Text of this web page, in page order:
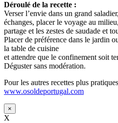
Déroulé de la recette :
Verser l’envie dans un grand
échanges, placer le voyage au
partage et les zestes de saudade et
Placer de préférence dans le jardin
la table de cuisine
et attendre que le confinement soit
Déguster sans modération.
Pour les autres recettes plus
www.osoldeportugal.com
×
X